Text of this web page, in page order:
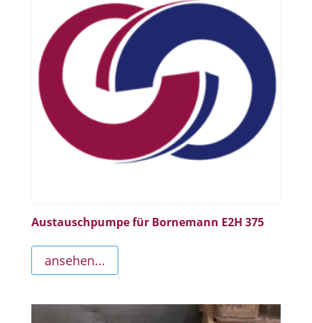
Austauschpumpe für Bornemann E2H 375
ansehen...